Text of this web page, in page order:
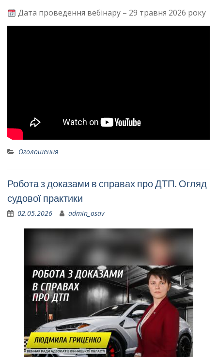
Дата проведення вебінару – 29 травня 2026 року
Оголошення
Робота з доказами в справах про ДТП. Огляд
судової практики
02.05.2026 admin_osav